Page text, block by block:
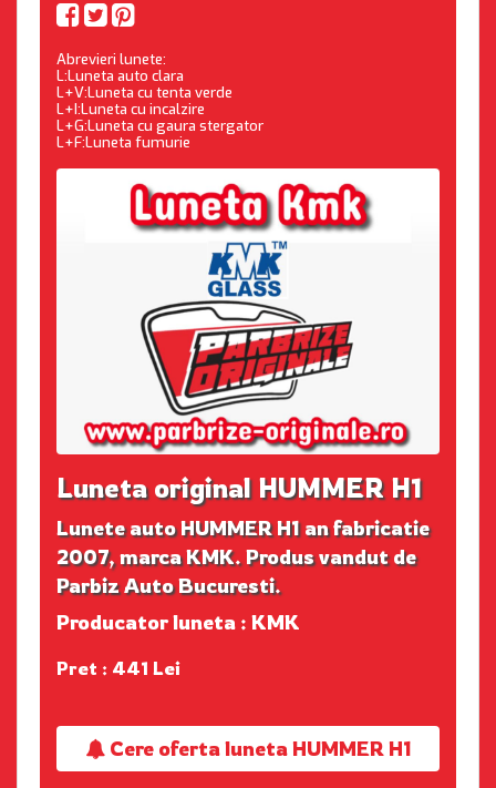
Abrevieri lunete:
L:Luneta auto clara
L+V:Luneta cu tenta verde
L+I:Luneta cu incalzire
L+G:Luneta cu gaura stergator
L+F:Luneta fumurie
Luneta original HUMMER H1
Lunete auto HUMMER H1 an fabricatie
2007, marca KMK. Produs vandut de
Parbiz Auto Bucuresti.
Producator luneta : KMK
Pret : 441 Lei
Cere oferta luneta HUMMER H1